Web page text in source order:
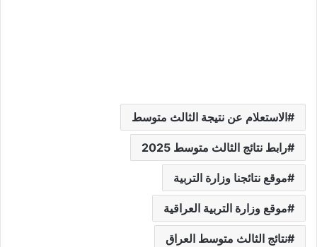
الاستعلام عن نتيجة الثالث متوسط
رابط نتائج الثالث متوسط 2025
موقع نتائجنا وزارة التربية
موقع وزارة التربية العراقية
نتائج الثالث متوسط العراق